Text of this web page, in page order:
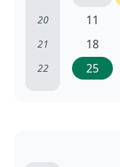
20 11
21 18
22 25